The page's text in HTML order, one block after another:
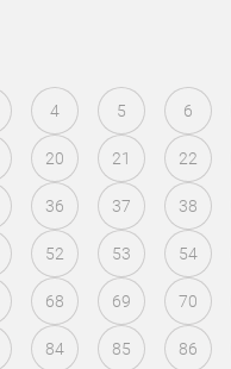
4 5 6
20 21 22
36 37 38
52 53 54
68 69 70
84 85 86